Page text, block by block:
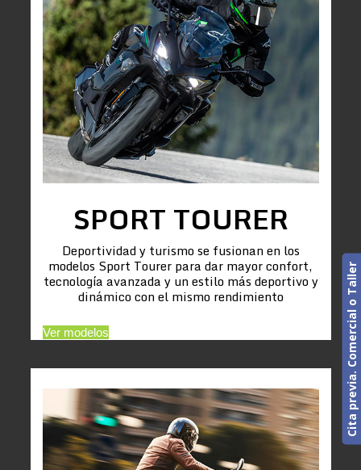
SPORT TOURER
Deportividad y turismo se fusionan en los
modelos Sport Tourer para dar mayor confort,
tecnología avanzada y un estilo más deportivo y
dinámico con el mismo rendimiento
Ver modelos Cita previa. Comercial o Taller